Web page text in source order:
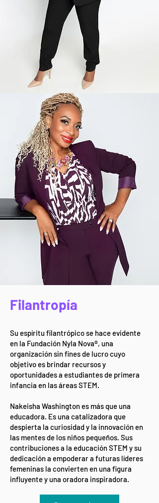
Filantropía
Su espíritu filantrópico se hace evidente
en la Fundación Nyla Nova®, una
organización sin fines de lucro cuyo
objetivo es brindar recursos y
oportunidades a estudiantes de primera
infancia en las áreas STEM.
Nakeisha Washington es más que una
educadora. Es una catalizadora que
despierta la curiosidad y la innovación en
las mentes de los niños pequeños. Sus
contribuciones a la educación STEM y su
dedicación a empoderar a futuras líderes
femeninas la convierten en una figura
influyente y una oradora inspiradora.